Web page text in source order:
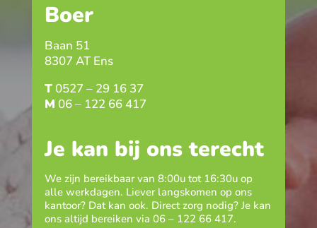
Boer
Baan 51
8307 AT Ens
T 0527 – 29 16 37
M 06 – 122 66 417
Je kan bij ons terecht
We zijn bereikbaar van 8:00u tot 16:30u op
alle werkdagen. Liever langskomen op ons
kantoor? Dat kan ook. Direct zorg nodig? Je kan
ons altijd bereiken via 06 – 122 66 417.